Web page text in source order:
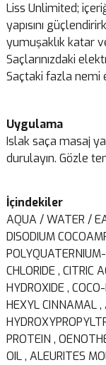
Liss Unlimited;
yapısını
yumuşaklık katar
Saçlarınızdaki
Saçtaki fazla nemi
Uygulama
Islak saça masaj
durulayın. Gözle
İçindekiler
AQUA / WATER /
DISODIUM
CHLORIDE , CITRIC
HYDROXIDE ,
HEXYL CINNAMAL ,
PROTEIN ,
OIL , ALEURITES